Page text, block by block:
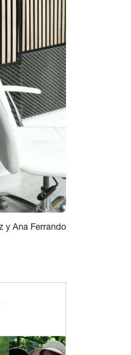
y Ana Ferrando